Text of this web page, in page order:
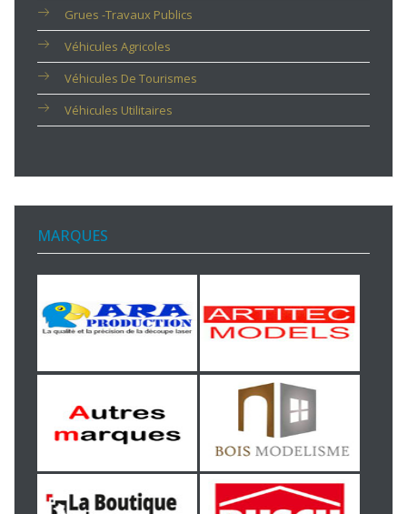
Grues -travaux Publics
Véhicules Agricoles
Véhicules De Tourismes
Véhicules Utilitaires
MARQUES